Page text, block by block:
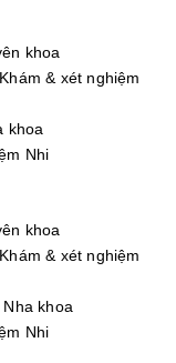
khoa
& xét nghiệm
khoa
Nhi
khoa
& xét nghiệm
khoa
Nhi